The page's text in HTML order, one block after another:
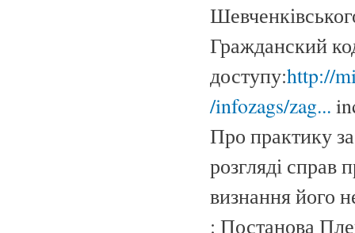
Гражданский
доступу:http://
/infozags/zag...
Про практику
розгляді
визнання його
: Постанова